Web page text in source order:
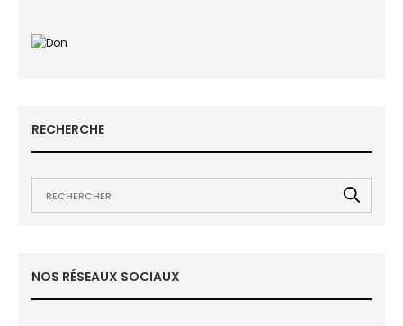
RECHERCHE
NOS RÉSEAUX SOCIAUX